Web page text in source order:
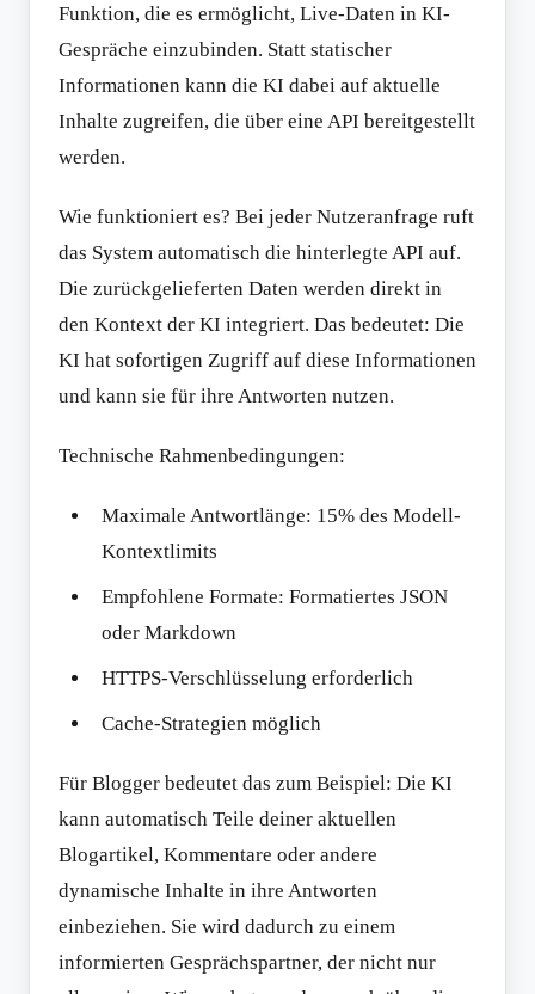
Funktion, die es ermöglicht, Live-Daten in KI-
Gespräche einzubinden. Statt statischer
Informationen kann die KI dabei auf aktuelle
Inhalte zugreifen, die über eine API bereitgestellt
werden.
Wie funktioniert es? Bei jeder Nutzeranfrage ruft
das System automatisch die hinterlegte API auf.
Die zurückgelieferten Daten werden direkt in
den Kontext der KI integriert. Das bedeutet: Die
KI hat sofortigen Zugriff auf diese Informationen
und kann sie für ihre Antworten nutzen.
Technische Rahmenbedingungen:
Maximale Antwortlänge: 15% des Modell-
Kontextlimits
Empfohlene Formate: Formatiertes JSON
oder Markdown
HTTPS-Verschlüsselung erforderlich
Cache-Strategien möglich
Für Blogger bedeutet das zum Beispiel: Die KI
kann automatisch Teile deiner aktuellen
Blogartikel, Kommentare oder andere
dynamische Inhalte in ihre Antworten
einbeziehen. Sie wird dadurch zu einem
informierten Gesprächspartner, der nicht nur